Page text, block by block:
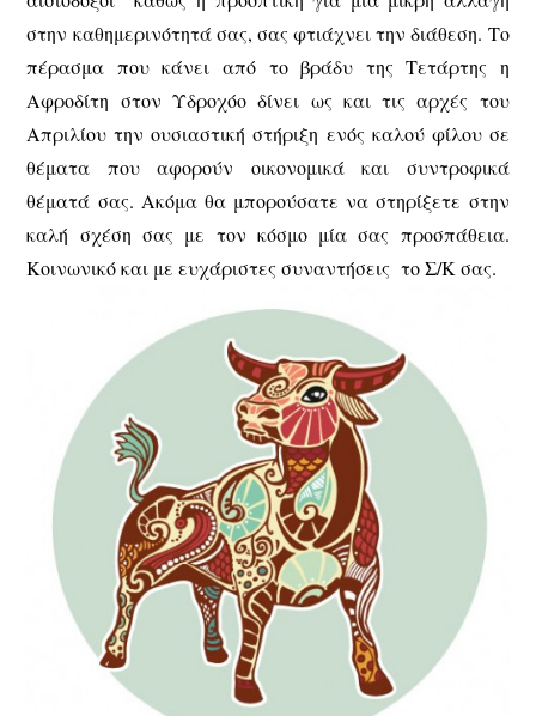
στην καθημερινότητά σας, σας φτιάχνει την διάθεση. Το
πέρασμα που κάνει από το βράδυ της Τετάρτης η
Αφροδίτη στον Υδροχόο δίνει ως και τις αρχές του
Απριλίου την ουσιαστική στήριξη ενός καλού φίλου σε
θέματα που αφορούν οικονομικά και συντροφικά
θέματά σας. Ακόμα θα μπορούσατε να στηρίξετε στην
καλή σχέση σας με τον κόσμο μία σας προσπάθεια.
Κοινωνικό και με ευχάριστες συναντήσεις το Σ/Κ σας.